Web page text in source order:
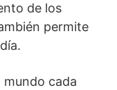
de los
permite
mundo cada